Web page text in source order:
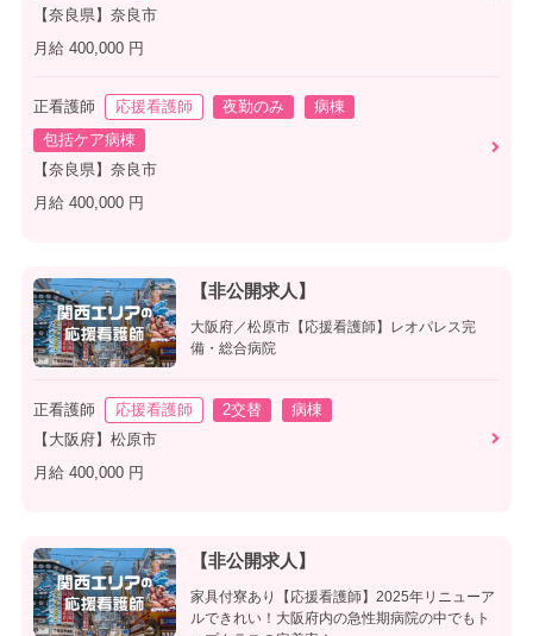
【奈良県】奈良市
月給 400,000 円
正看護師 応援看護師 夜勤のみ
病棟
包括ケア病棟
【奈良県】奈良市
月給 400,000 円
【非公開求人】
大阪府／松原市【応援看護師】レオパレス完
備・総合病院
正看護師 応援看護師 2交替
病棟
【大阪府】松原市
月給 400,000 円
【非公開求人】
家具付寮あり【応援看護師】2025年リニューア
ルできれい！大阪府内の急性期病院の中でもト